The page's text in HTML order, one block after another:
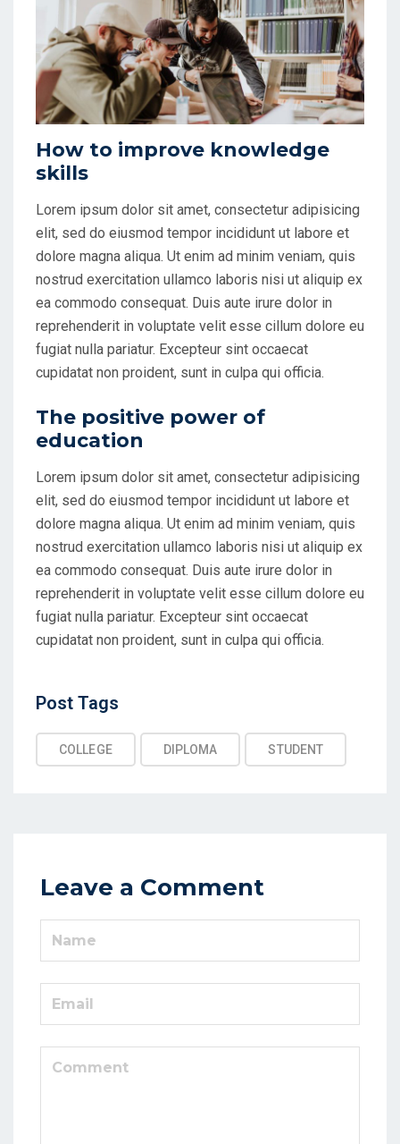
How to improve knowledge
skills
Lorem ipsum dolor sit amet, consectetur adipisicing
elit, sed do eiusmod tempor incididunt ut labore et
dolore magna aliqua. Ut enim ad minim veniam, quis
nostrud exercitation ullamco laboris nisi ut aliquip ex
ea commodo consequat. Duis aute irure dolor in
reprehenderit in voluptate velit esse cillum dolore eu
fugiat nulla pariatur. Excepteur sint occaecat
cupidatat non proident, sunt in culpa qui officia.
The positive power of
education
Lorem ipsum dolor sit amet, consectetur adipisicing
elit, sed do eiusmod tempor incididunt ut labore et
dolore magna aliqua. Ut enim ad minim veniam, quis
nostrud exercitation ullamco laboris nisi ut aliquip ex
ea commodo consequat. Duis aute irure dolor in
reprehenderit in voluptate velit esse cillum dolore eu
fugiat nulla pariatur. Excepteur sint occaecat
cupidatat non proident, sunt in culpa qui officia.
Post Tags
COLLEGE DIPLOMA STUDENT
Leave a Comment